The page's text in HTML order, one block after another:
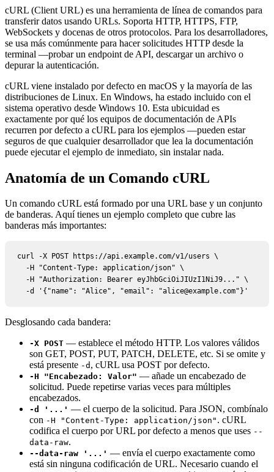
cURL (Client URL) es una herramienta de línea de comandos para
transferir datos usando URLs. Soporta HTTP, HTTPS, FTP,
WebSockets y docenas de otros protocolos. Para los desarrolladores,
se usa más comúnmente para hacer solicitudes HTTP desde la
terminal —probar un endpoint de API, descargar un archivo o
depurar la autenticación.
cURL viene instalado por defecto en macOS y la mayoría de las
distribuciones de Linux. En Windows, ha estado incluido con el
sistema operativo desde Windows 10. Esta ubicuidad es
exactamente por qué los equipos de documentación de APIs
recurren por defecto a cURL para los ejemplos —pueden estar
seguros de que cualquier desarrollador que lea la documentación
puede ejecutar el ejemplo de inmediato, sin instalar nada.
Anatomía de un Comando cURL
Un comando cURL está formado por una URL base y un conjunto
de banderas. Aquí tienes un ejemplo completo que cubre las
banderas más importantes:
curl -X POST https://api.example.com/v1/users \
  -H "Content-Type: application/json" \
  -H "Authorization: Bearer eyJhbGciOiJIUzI1NiJ9..." \
  -d '{"name": "Alice", "email": "alice@example.com"}'
Desglosando cada bandera:
-X POST — establece el método HTTP. Los valores válidos
son GET, POST, PUT, PATCH, DELETE, etc. Si se omite y
está presente -d , cURL usa POST por defecto.
-H "Encabezado: Valor" — añade un encabezado de
solicitud. Puede repetirse varias veces para múltiples
encabezados.
-d '...' — el cuerpo de la solicitud. Para JSON, combínalo
con -H "Content-Type: application/json" . cURL
codifica el cuerpo por URL por defecto a menos que uses --
data-raw.
--data-raw '...' — envía el cuerpo exactamente como
está sin ninguna codificación de URL. Necesario cuando el